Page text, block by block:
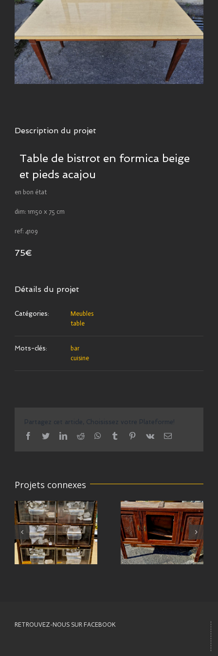
Description du projet
Table de bistrot en formica beige
et pieds acajou
en bon état
dim: 1m50 x 75 cm
ref: 4109
75€
Détails du projet
Catégories:
Meubles
table
Mots-clés:
bar
cuisine
Partagez cet article, Choisissez votre Plateforme!
facebook
twitterlinkedinreddit whatsapptumblr pinterest
vk Email
Projets connexes
RETROUVEZ-NOUS SUR FACEBOOK